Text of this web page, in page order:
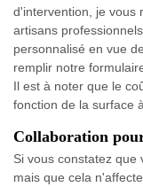
d'intervention, je vous
artisans
personnalisé en vue
remplir notre
Il est à noter que le
fonction de la surface
Collaboration
Si vous constatez que
mais que cela